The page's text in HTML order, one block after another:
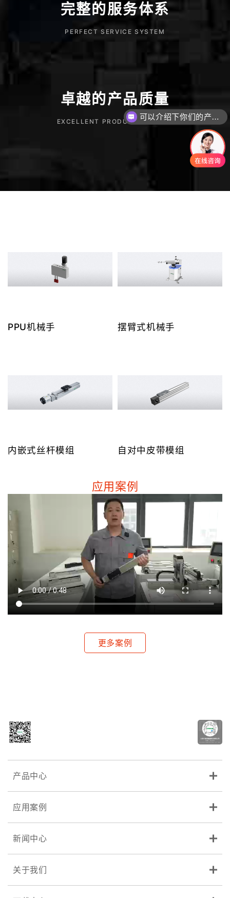
完整的服务体系
PERFECT SERVICE SYSTEM
卓越的产品质量
EXCELLENT PRODUCT QUALITY
PPU机械手 摆臂式机械手
内嵌式丝杆模组 自对中皮带模组
应用案例
更多案例
产品中心
应用案例
新闻中心
关于我们
可以介绍下你们的产品么